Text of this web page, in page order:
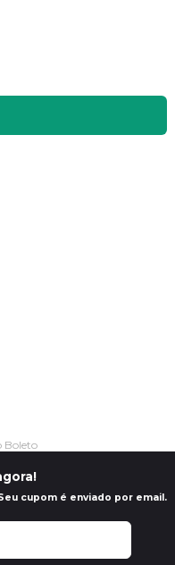
cupom é enviado por email.